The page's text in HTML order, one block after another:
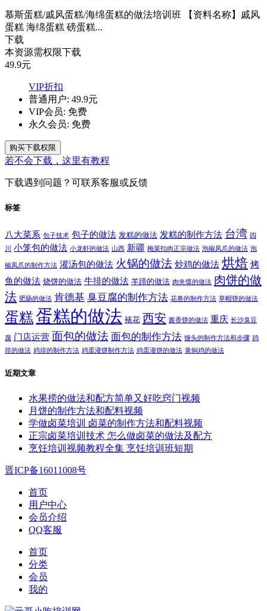
慕斯蛋糕/戚风蛋糕/海绵蛋糕的做法培训班 【资料名称】戚风
蛋糕 海绵蛋糕 磅蛋糕...
下载
本资源需权限下载
49.9元
VIP折扣
普通用户: 49.9元
VIP会员: 免费
永久会员: 免费
购买下载权限
若不会下载，这里有教程
下载遇到问题？可联系客服或反馈
标签
八大菜系 包子技术 包子的做法 发糕的做法 发糕的制作方法 台湾 四
川
小笼包的做法 小龙虾的做法 山西 新疆 梅菜扣肉正宗做法 泡椒凤爪的做法 泡
椒凤爪的制作方法 灌汤包的做法 火锅的做法 炒鸡的做法 烘焙 烤
鱼的做法 烧饼的做法 牛排的做法 羊蹄的做法 肉夹馍的做法 肉饼的做
法 肥肠的做法 肯德基 臭豆腐的制作方法 花卷的制作方法 草帽饼的做法
蛋糕 蛋糕的做法 裱花 西安 酱香饼的做法 重庆 长沙臭豆
腐 门店运营 面包的做法 面包的制作方法 馒头的制作方法和步骤 鸡
排的做法 鸡排的制作方法 鸡蛋灌饼制作方法 鸡蛋灌饼的做法 黄焖鸡的做法
近期文章
水果捞的做法和配方简单又好吃窍门视频
月饼的制作方法和配料视频
学做卤菜培训 卤菜的制作方法和配料视频
正宗卤菜培训技术 怎么做卤菜的做法及配方
烹饪培训视频教程全集 烹饪培训班短期
晋ICP备16011008号
首页
用户中心
会员介绍
QQ客服
首页
分类
会员
我的